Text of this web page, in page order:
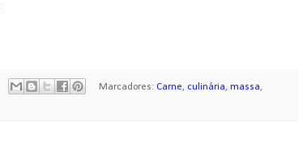
Marcadores: Carne, culinária, massa,